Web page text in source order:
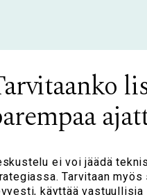
ei voi jäädä
Tarvitaan
käyttää